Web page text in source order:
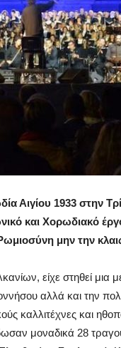
Αιγίου 1933 στην
και Χορωδιακό
μην την
είχε στηθεί μια
αλλά και την
καλλιτέχνες και
μοναδικά 28